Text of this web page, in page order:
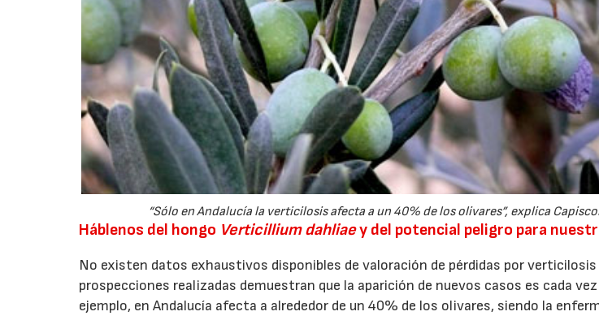
“Sólo en Andalucía la verticilosis afecta a un 40% de los olivares”, explica
Háblenos del hongo Verticillium dahliaey del potencial peligro para
No existen datos exhaustivos disponibles de valoración de pérdidas por verticilosis
prospecciones realizadas demuestran que la aparición de nuevos casos es cada
ejemplo, en Andalucía afecta a alrededor de un 40% de los olivares, siendo la